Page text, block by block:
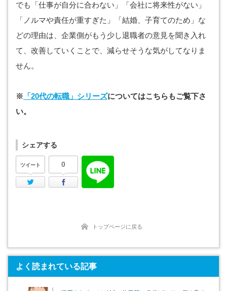
でも「仕事が自分に合わない」「会社に将来性がない」
「ノルマや責任が重すぎた」「結婚、子育てのため」な
どの理由は、企業側がもう少し退職者の意見を聞き入れ
て、改善していくことで、減らせそうな気がしてなりま
せん。
※ 「20代の転職」シリーズについてはこちらもご覧下さ
い。
シェアする
ツイート
Twitter
0
Facebook
トップページに戻る
よく読まれている記事